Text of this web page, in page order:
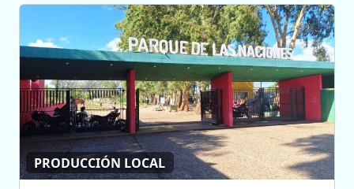
PRODUCCIÓN LOCAL